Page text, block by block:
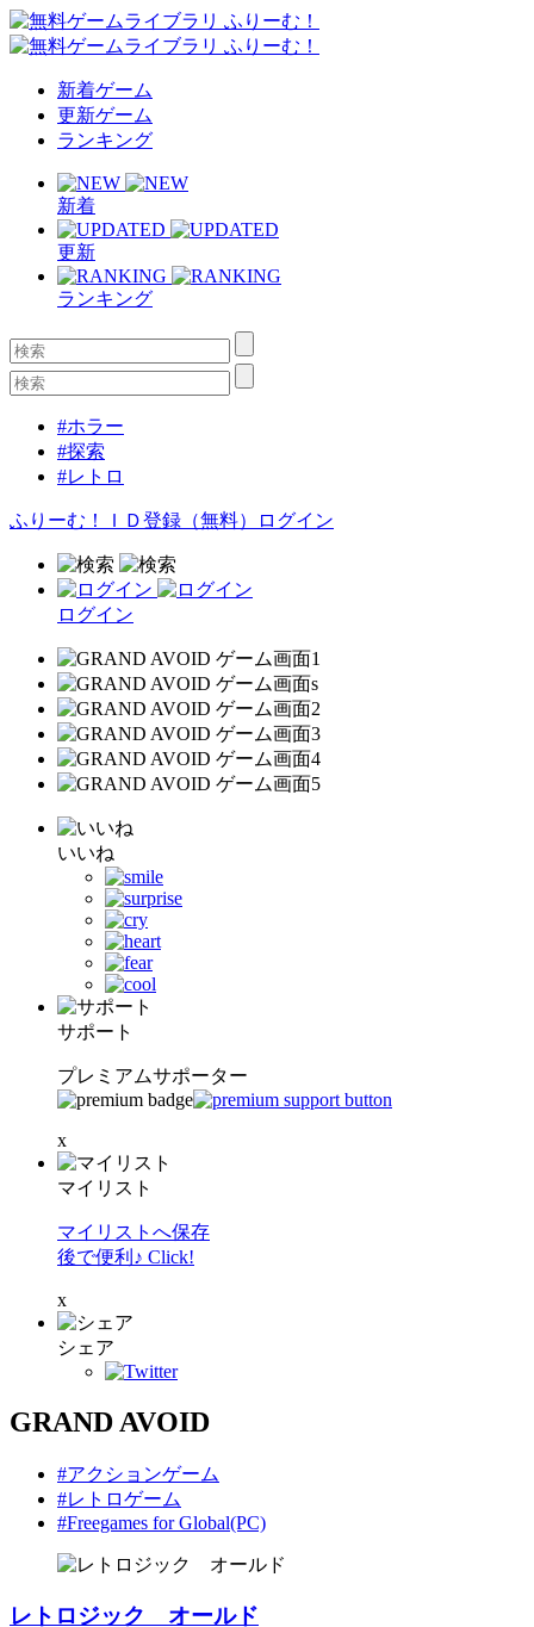
新着ゲーム
更新ゲーム
ランキング
新着
更新
ランキング
#ホラー
#探索
#レトロ
ふりーむ！ＩＤ登録（無料） ログイン
ログイン
いいね
サポート
プレミアムサポーター
x
マイリスト
マイリストへ保存
後で便利♪ Click!
x
シェア
GRAND AVOID
#アクションゲーム
#レトロゲーム
#Freegames for Global(PC)
レトロジック オールド